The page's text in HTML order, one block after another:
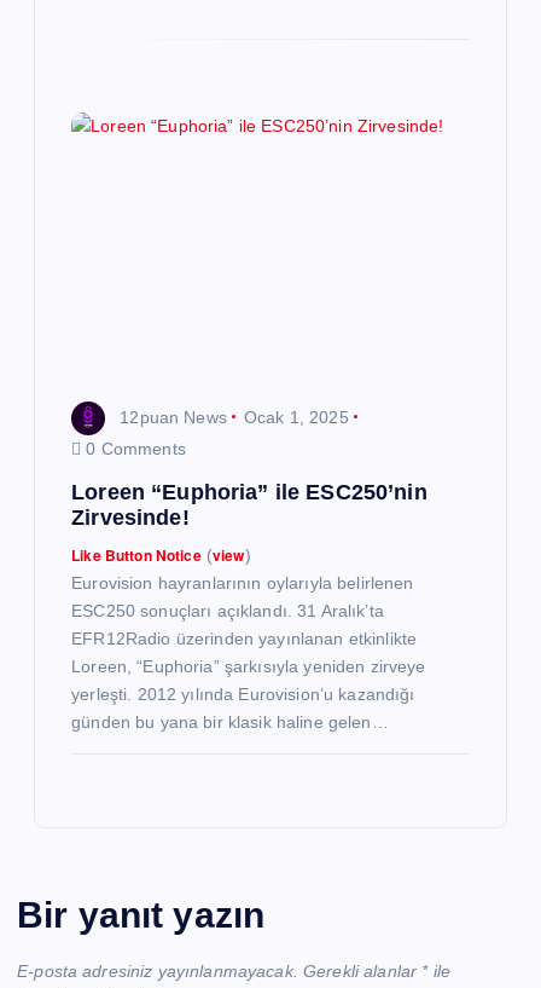
12puan News
Ocak 1, 2025
0 Comments
Loreen “Euphoria” ile ESC250’nin
Zirvesinde!
Like Button Notice(view)
Eurovision hayranlarının oylarıyla belirlenen
ESC250 sonuçları açıklandı. 31 Aralık’ta
EFR12Radio üzerinden yayınlanan etkinlikte
Loreen, “Euphoria” şarkısıyla yeniden zirveye
yerleşti. 2012 yılında Eurovision’u kazandığı
günden bu yana bir klasik haline gelen…
Bir yanıt yazın
E-posta adresiniz yayınlanmayacak. Gerekli alanlar *ile